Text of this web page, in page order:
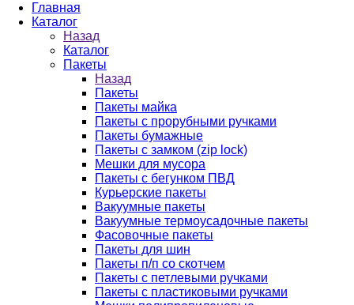
Главная
Каталог
Назад
Каталог
Пакеты
Назад
Пакеты
Пакеты майка
Пакеты с прорубными ручками
Пакеты бумажные
Пакеты с замком (zip lock)
Мешки для мусора
Пакеты с бегунком ПВД
Курьерские пакеты
Вакуумные пакеты
Вакуумные термоусадочные пакеты
Фасовочные пакеты
Пакеты для шин
Пакеты п/п со скотчем
Пакеты с петлевыми ручками
Пакеты с пластиковыми ручками